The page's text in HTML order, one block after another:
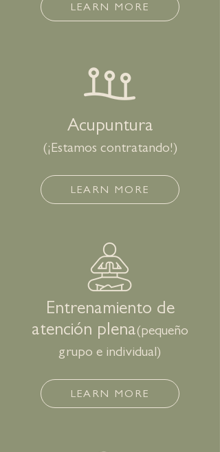
LEARN MORE
Acupuntura
(¡Estamos contratando!)
LEARN MORE
Entrenamiento de
atención plena(pequeño
grupo e individual)
LEARN MORE